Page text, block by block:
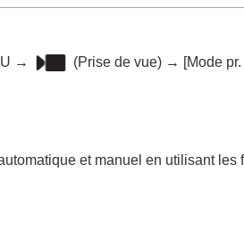
→ (Prise de vue) → [Mode
et manuel en utilisant les